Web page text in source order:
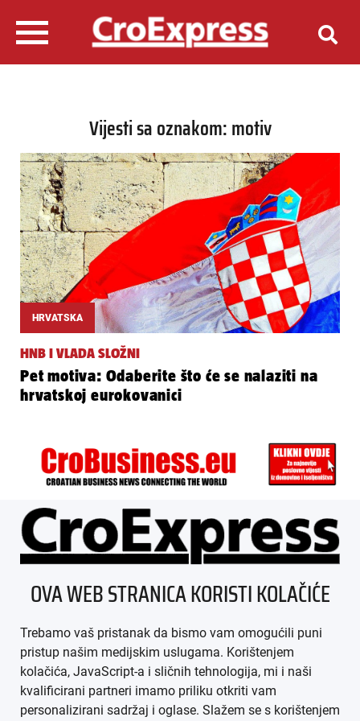
Vijesti sa oznakom: motiv
HRVATSKA
HNB I VLADA SLOŽNI
Pet motiva: Odaberite što će se nalaziti na
hrvatskoj eurokovanici
ÜBER UNS
IMPRESSUM
AGB
DATENSCHUTZ
OVA WEB STRANICA KORISTI KOLAČIĆE
Trebamo vaš pristanak da bismo vam omogućili puni
pristup našim medijskim uslugama. Korištenjem
kolačića, JavaScript-a i sličnih tehnologija, mi i naši
kvalificirani partneri imamo priliku otkriti vam
personalizirani sadržaj i oglase. Slažem se s korištenjem